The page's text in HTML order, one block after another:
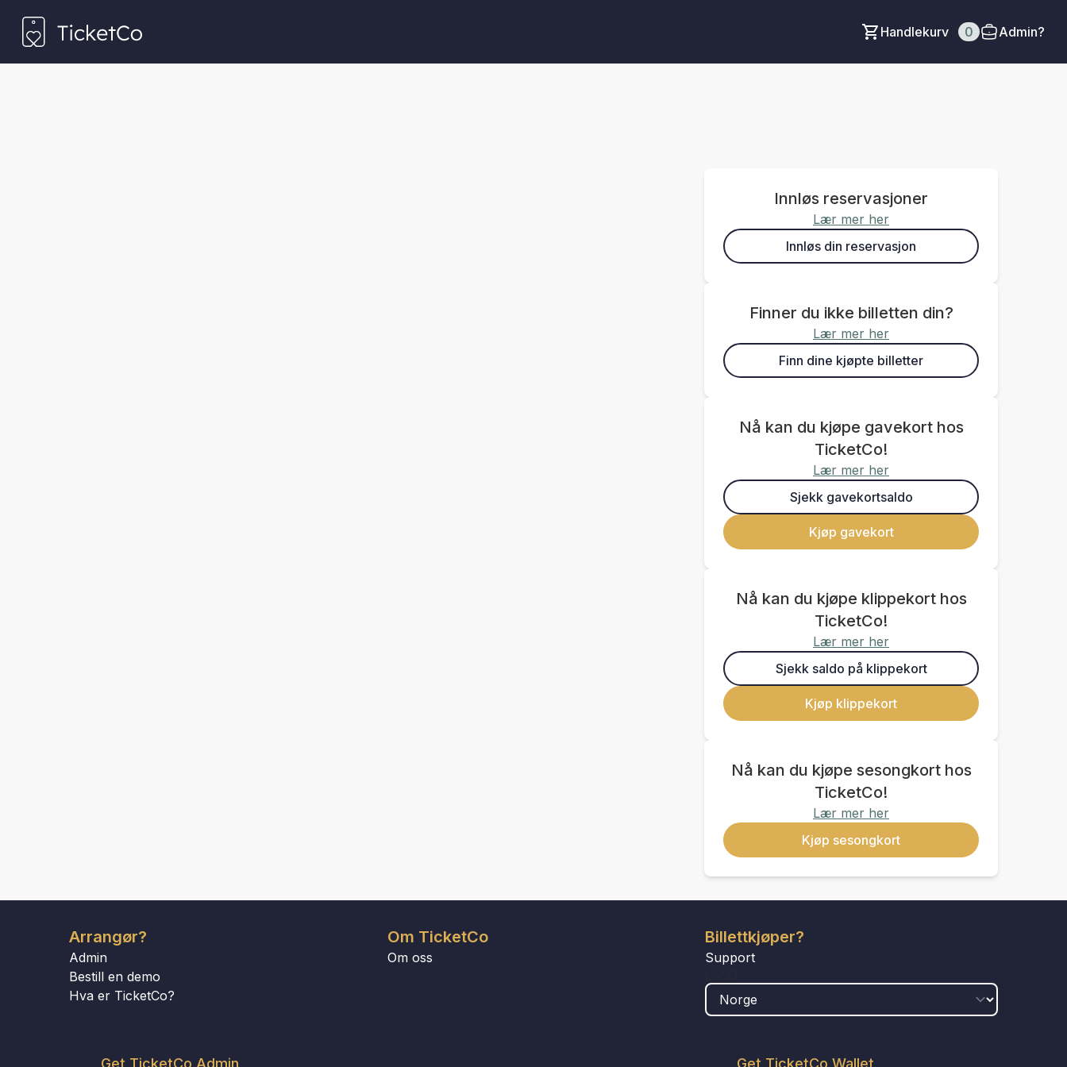
Handlekurv 0 Admin?
Innløs reservasjoner
Lær mer her
Innløs din reservasjon
Finner du ikke billetten din?
Lær mer her
Finn dine kjøpte billetter
Nå kan du kjøpe gavekort hos
TicketCo!
Lær mer her
Sjekk gavekortsaldo
Kjøp gavekort
Nå kan du kjøpe klippekort hos
TicketCo!
Lær mer her
Sjekk saldo på klippekort
Kjøp klippekort
Nå kan du kjøpe sesongkort hos
TicketCo!
Lær mer her
Kjøp sesongkort
Arrangør?
Admin
Bestill en demo
Hva er TicketCo?
Get TicketCo Admin
Om TicketCo
Om oss
Billettkjøper?
Support
Get TicketCo Wallet